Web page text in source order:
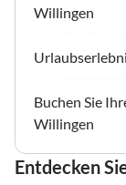
Willingen
Buchen Sie
Willingen
Entdecken